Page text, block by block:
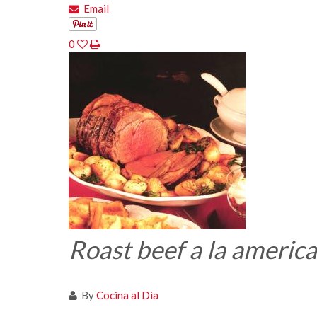
Email
0
Roast beef a la
ByCocina al Dia